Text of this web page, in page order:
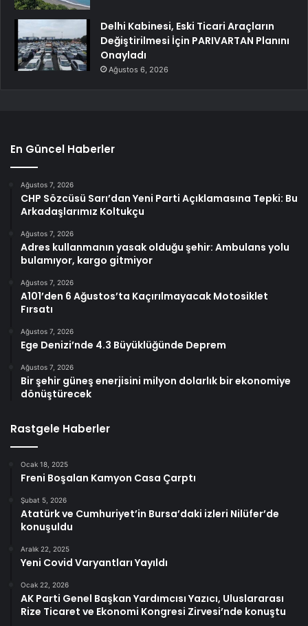
Delhi Kabinesi, Eski Ticari Araçların
Değiştirilmesi İçin PARIVARTAN Planını
Onayladı
Ağustos 6, 2026
En Güncel Haberler
Ağustos 7, 2026
CHP Sözcüsü Sarı’dan Yeni Parti Açıklamasına Tepki: Bu
Arkadaşlarımız Koltukçu
Ağustos 7, 2026
Adres kullanmanın yasak olduğu şehir: Ambulans yolu
bulamıyor, kargo gitmiyor
Ağustos 7, 2026
A101’den 6 Ağustos’ta Kaçırılmayacak Motosiklet
Fırsatı
Ağustos 7, 2026
Ege Denizi’nde 4.3 Büyüklüğünde Deprem
Ağustos 7, 2026
Bir şehir güneş enerjisini milyon dolarlık bir ekonomiye
dönüştürecek
Rastgele Haberler
Ocak 18, 2025
Freni Boşalan Kamyon Casa Çarptı
Şubat 5, 2026
Atatürk ve Cumhuriyet’in Bursa’daki izleri Nilüfer’de
konuşuldu
Aralık 22, 2025
Yeni Covid Varyantları Yayıldı
Ocak 22, 2026
AK Parti Genel Başkan Yardımcısı Yazıcı, Uluslararası
Rize Ticaret ve Ekonomi Kongresi Zirvesi’nde konuştu